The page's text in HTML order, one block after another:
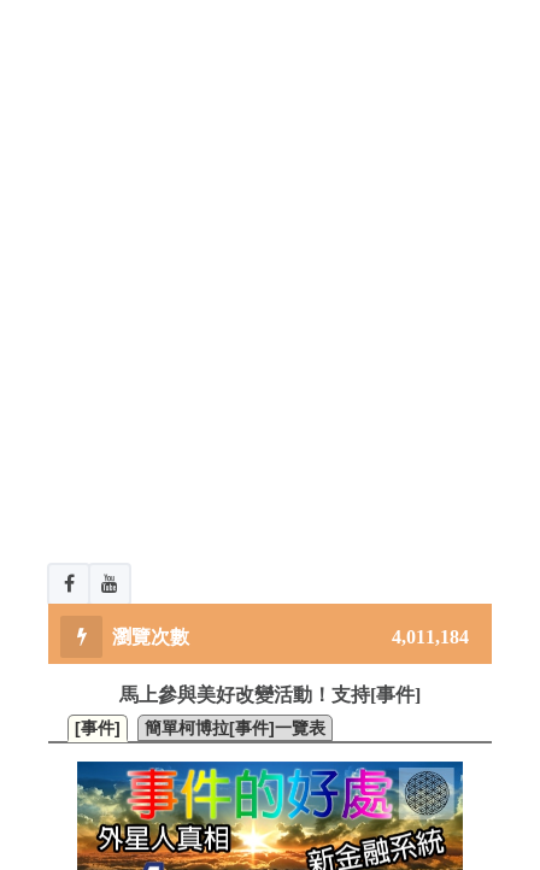
4,011,184
馬上參與美好改變活動！支持[事件]
[事件] 簡單柯博拉[事件]一覽表